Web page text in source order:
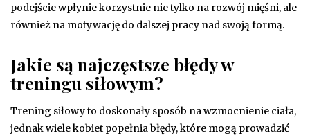
podejście wpłynie korzystnie nie tylko na rozwój mięśni, ale
również na motywację do dalszej pracy nad swoją formą.
Jakie są najczęstsze błędy w
treningu siłowym?
Trening siłowy to doskonały sposób na wzmocnienie ciała,
jednak wiele kobiet popełnia błędy, które mogą prowadzić